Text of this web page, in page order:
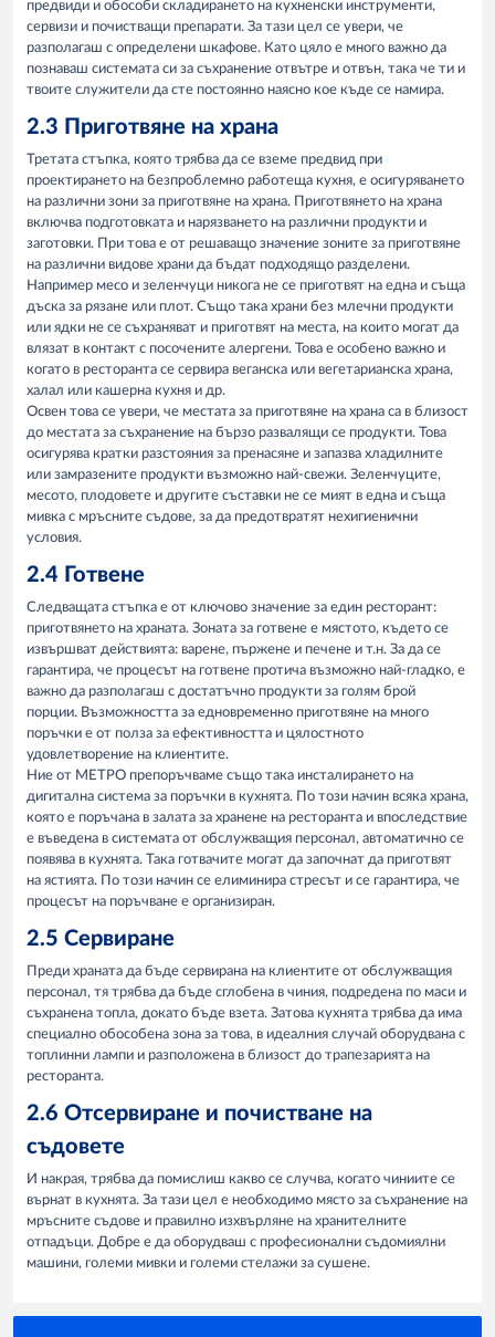
предвиди и обособи складирането на кухненски инструменти,
сервизи и почистващи препарати. За тази цел се увери, че
разполагаш с определени шкафове. Като цяло е много важно да
познаваш системата си за съхранение отвътре и отвън, така че ти и
твоите служители да сте постоянно наясно кое къде се намира.
2.3 Приготвяне на храна
Третата стъпка, която трябва да се вземе предвид при
проектирането на безпроблемно работеща кухня, е осигуряването
на различни зони за приготвяне на храна. Приготвянето на храна
включва подготовката и нарязването на различни продукти и
заготовки. При това е от решаващо значение зоните за приготвяне
на различни видове храни да бъдат подходящо разделени.
Например месо и зеленчуци никога не се приготвят на една и съща
дъска за рязане или плот. Също така храни без млечни продукти
или ядки не се съхраняват и приготвят на места, на които могат да
влязат в контакт с посочените алергени. Това е особено важно и
когато в ресторанта се сервира веганска или вегетарианска храна,
халал или кашерна кухня и др.
​Освен това се увери, че местата за приготвяне на храна са в близост
до местата за съхранение на бързо развалящи се продукти. Това
осигурява кратки разстояния за пренасяне и запазва хладилните
или замразените продукти възможно най-свежи. Зеленчуците,
месото, плодовете и другите съставки не се мият в една и съща
мивка с мръсните съдове, за да предотвратят нехигиенични
условия.
2.4 Готвене
Следващата стъпка е от ключово значение за един ресторант:
приготвянето на храната. Зоната за готвене е мястото, където се
извършват действията: варене, пържене и печене и т.н. За да се
гарантира, че процесът на готвене протича възможно най-гладко, е
важно да разполагаш с достатъчно продукти за голям брой
порции. Възможността за едновременно приготвяне на много
поръчки е от полза за ефективността и цялостното
удовлетворение на клиентите.
Ние от METPO препоръчваме също така инсталирането на
дигитална система за поръчки в кухнята. По този начин всяка храна,
която е поръчана в залата за хранене на ресторанта и впоследствие
е въведена в системата от обслужващия персонал, автоматично се
появява в кухнята. Така готвачите могат да започнат да приготвят
на ястията. По този начин се елиминира стресът и се гарантира, че
процесът на поръчване е организиран.
2.5 Сервиране
Преди храната да бъде сервирана на клиентите от обслужващия
персонал, тя трябва да бъде сглобена в чиния, подредена по маси и
съхранена топла, докато бъде взета. Затова кухнята трябва да има
специално обособена зона за това, в идеалния случай оборудвана с
топлинни лампи и разположена в близост до трапезарията на
ресторанта.
2.6 Отсервиране и почистване на
съдовете
И накрая, трябва да помислиш какво се случва, когато чиниите се
върнат в кухнята. За тази цел е необходимо място за съхранение на
мръсните съдове и правилно изхвърляне на хранителните
отпадъци. Добре е да оборудваш с професионални съдомиялни
машини, големи мивки и големи стелажи за сушене.